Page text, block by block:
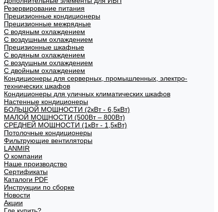
Резервирование питания
Прецизионные кондиционеры
Прецизионные межрядные
С водяным охлаждением
С воздушным охлаждением
Прецизионные шкафные
С водяным охлаждением
С воздушным охлаждением
С двойным охлаждением
Кондиционеры для серверных, промышленных, электро-
технических шкафов
Кондиционеры для уличных климатических шкафов
Настенные кондиционеры
БОЛЬШОЙ МОЩНОСТИ (2кВт - 6,5кВт)
МАЛОЙ МОЩНОСТИ (500Вт – 800Вт)
СРЕДНЕЙ МОЩНОСТИ (1кВт - 1,5кВт)
Потолочные кондиционеры
Фильтрующие вентиляторы
LANMIR
О компании
Наше производство
Сертификаты
Каталоги PDF
Инструкции по сборке
Новости
Акции